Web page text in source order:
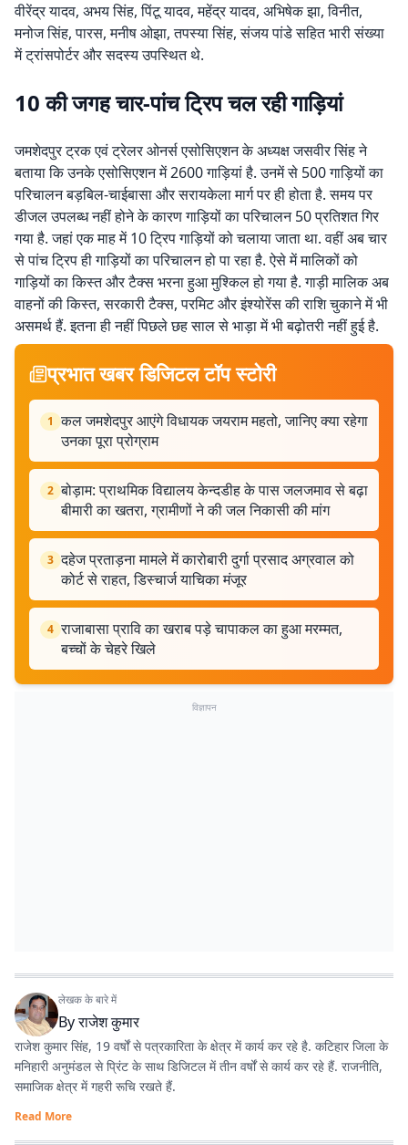
वीरेंद्र यादव, अभय सिंह, पिंटू यादव, महेंद्र यादव, अभिषेक झा, विनीत,
मनोज सिंह, पारस, मनीष ओझा, तपस्या सिंह, संजय पांडे सहित भारी संख्या
में ट्रांसपोर्टर और सदस्य उपस्थित थे.
10 की जगह चार-पांच ट्रिप चल रही गाड़ियां
जमशेदपुर ट्रक एवं ट्रेलर ओनर्स एसोसिएशन के अध्यक्ष जसवीर सिंह ने
बताया कि उनके एसोसिएशन में 2600 गाड़ियां है. उनमें से 500 गाड़ियों का
परिचालन बड़बिल-चाईबासा और सरायकेला मार्ग पर ही होता है. समय पर
डीजल उपलब्ध नहीं होने के कारण गाड़ियों का परिचालन 50 प्रतिशत गिर
गया है. जहां एक माह में 10 ट्रिप गाड़ियों को चलाया जाता था. वहीं अब चार
से पांच ट्रिप ही गाड़ियों का परिचालन हो पा रहा है. ऐसे में मालिकों को
गाड़ियों का किस्त और टैक्स भरना हुआ मुश्किल हो गया है. गाड़ी मालिक अब
वाहनों की किस्त, सरकारी टैक्स, परमिट और इंश्योरेंस की राशि चुकाने में भी
असमर्थ हैं. इतना ही नहीं पिछले छह साल से भाड़ा में भी बढ़ोतरी नहीं हुई है.
प्रभात खबर डिजिटल टॉप स्टोरी
1 कल जमशेदपुर आएंगे विधायक जयराम महतो, जानिए क्या रहेगा
उनका पूरा प्रोग्राम
2 बोड़ाम: प्राथमिक विद्यालय केन्दडीह के पास जलजमाव से बढ़ा
बीमारी का खतरा, ग्रामीणों ने की जल निकासी की मांग
3 दहेज प्रताड़ना मामले में कारोबारी दुर्गा प्रसाद अग्रवाल को
कोर्ट से राहत, डिस्चार्ज याचिका मंजूर
4 राजाबासा प्रावि का खराब पड़े चापाकल का हुआ मरम्मत,
बच्चों के चेहरे खिले
विज्ञापन
लेखक के बारे में
Byराजेश कुमार
राजेश कुमार सिंह, 19 वर्षों से पत्रकारिता के क्षेत्र में कार्य कर रहे है. कटिहार जिला के
मनिहारी अनुमंडल से प्रिंट के साथ डिजिटल में तीन वर्षों से कार्य कर रहे हैं. राजनीति,
समाजिक क्षेत्र में गहरी रूचि रखते हैं.
Read More